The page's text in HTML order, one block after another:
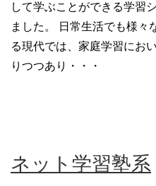
して学ぶことができる学習
ました。 日常生活でも様々
る現代では、家庭学習にお
りつつあり・・・
ネット学習塾系